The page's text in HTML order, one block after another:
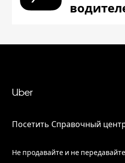
Uber
Посетить Справочный
Не продавайте и не